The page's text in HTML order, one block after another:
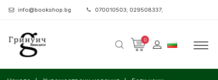
info@bookshop.bg 070010503; 029508337;
0